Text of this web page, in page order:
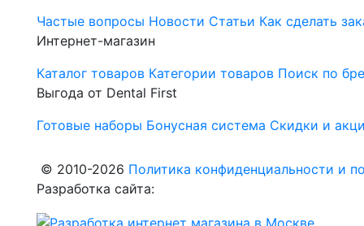
Частые вопросы Новости Статьи Как сделать
Интернет-магазин
Каталог товаров Категории товаров Поиск по
Выгода от Dental First
Готовые наборы Бонусная система Скидки и
© 2010-2026 Политика конфиденциальности и
Разработка сайта: